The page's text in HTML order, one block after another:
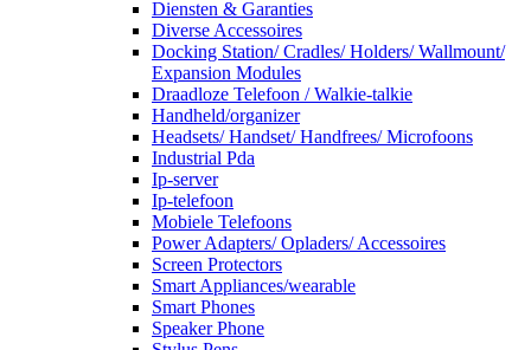
Diensten & Garanties
Diverse Accessoires
Docking Station/ Cradles/ Holders/ Wallmount/
Expansion Modules
Draadloze Telefoon / Walkie-talkie
Handheld/organizer
Headsets/ Handset/ Handfrees/ Microfoons
Industrial Pda
Ip-server
Ip-telefoon
Mobiele Telefoons
Power Adapters/ Opladers/ Accessoires
Screen Protectors
Smart Appliances/wearable
Smart Phones
Speaker Phone